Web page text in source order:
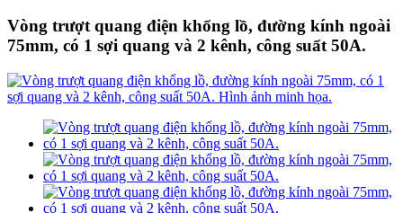
Vòng trượt quang điện khổng lồ, đường kính ngoài
75mm, có 1 sợi quang và 2 kênh, công suất 50A.